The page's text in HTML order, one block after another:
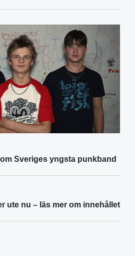
Sveriges yngsta punkband
ute nu – läs mer om innehållet